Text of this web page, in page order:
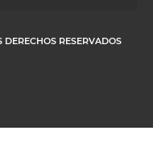
RESERVADOS